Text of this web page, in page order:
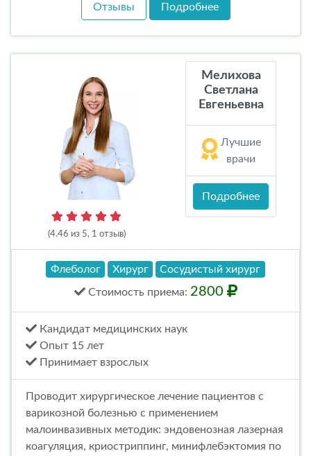
Отзывы Подробнее
(4.46 из 5, 1 отзыв)
Мелихова
Светлана
Евгеньевна
Лучшие
врачи
Подробнее
Флеболог Хирург Сосудистый хирург
Стоимость приема: 2800
Кандидат медицинских наук
Опыт 15 лет
Принимает взрослых
Проводит хирургическое лечение пациентов с
варикозной болезнью с применением
малоинвазивных методик: эндовенозная лазерная
коагуляция, криостриппинг, минифлебэктомия по